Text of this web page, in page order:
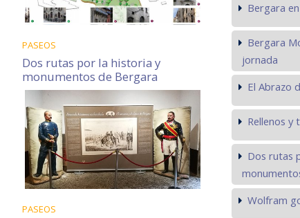
PASEOS
Dos rutas por la historia y
monumentos de Bergara
PASEOS
Bergara
Bergara
jornada
El Abrazo
Rellenos y
Dos rutas
Wolfram